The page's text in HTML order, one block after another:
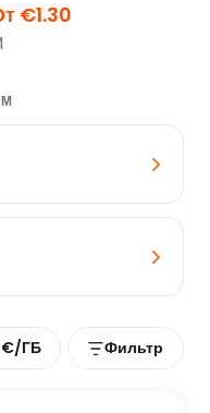
€1.30
€/ГБ Фильтр